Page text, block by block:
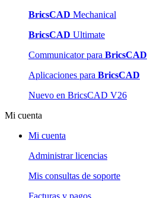
BricsCAD Mechanical
BricsCAD Ultimate
Communicator para BricsCAD
Aplicaciones para BricsCAD
Nuevo en BricsCAD V26
Mi cuenta
Mi cuenta
Administrar licencias
Mis consultas de soporte
Facturas y pagos